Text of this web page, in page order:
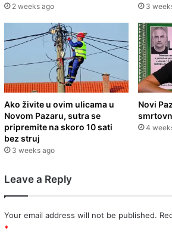
2 weeks ago 3
Ako živite u ovim ulicama u
Novom Pazaru, sutra se
pripremite na skoro 10 sati
bez struj
3 weeks ago
Novi
4
Leave a Reply
Your email address will not be published.
*